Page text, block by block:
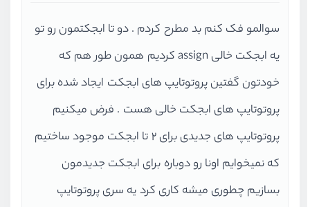
سوالمو فک کنم بد مطرح کردم . دو تا ابجکتمون رو تو
یه ابجکت خالی assign کردیم همون طور هم که
خودتون گفتین پروتوتایپ های ابجکت ایجاد شده برای
پروتوتایپ های ابجکت خالی هست . فرض میکنیم
پروتوتایپ های جدیدی برای 2 تا ابجکت موجود ساختیم
که نمیخوایم اونا رو دوباره برای ابجکت جدیدمون
بسازیم چطوری میشه کاری کرد یه سری پروتوتایپ